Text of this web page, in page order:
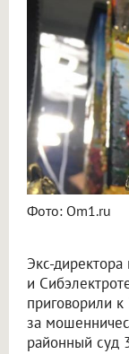
Фото: Om1.ru
Экс-
и
приговорили
за
районный суд